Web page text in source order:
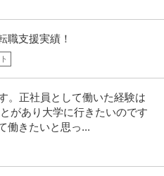
からの転職者多数！不動産仕入
場グループ残業月平均10h未
自社サービス
産＞デベロッパー ※会員属性などに応
見る
職支援実績！
。正社員として働いた経験は
があり大学に行きたいのです
働きたいと思っ...